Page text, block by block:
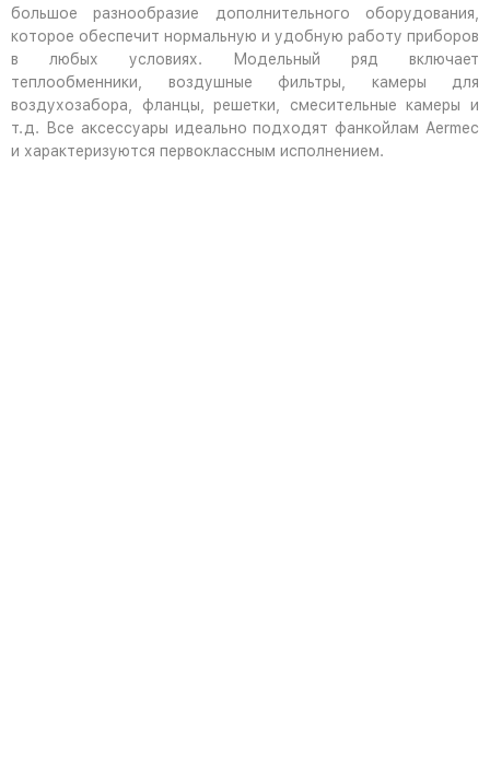
большое разнообразие дополнительного оборудования,
которое обеспечит нормальную и удобную работу приборов
в любых условиях. Модельный ряд включает
теплообменники, воздушные фильтры, камеры для
воздухозабора, фланцы, решетки, смесительные камеры и
т.д. Все аксессуары идеально подходят фанкойлам Aermec
и характеризуются первоклассным исполнением.